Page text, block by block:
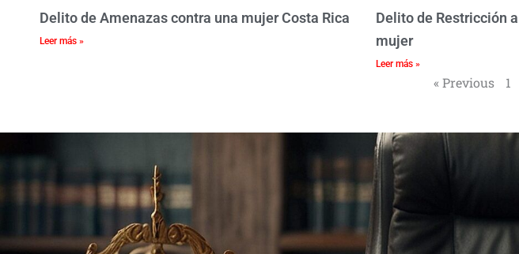
Delito de Amenazas contra una mujer Costa Rica
Leer más »
Delito de Restricción
mujer
Leer más »
« Previous 1